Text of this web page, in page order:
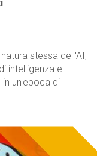
stessa dell'AI,
intelligenza e
un'epoca di